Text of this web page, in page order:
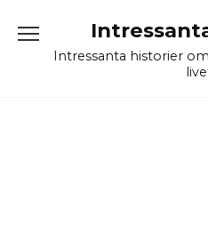
contentIntressanta historier